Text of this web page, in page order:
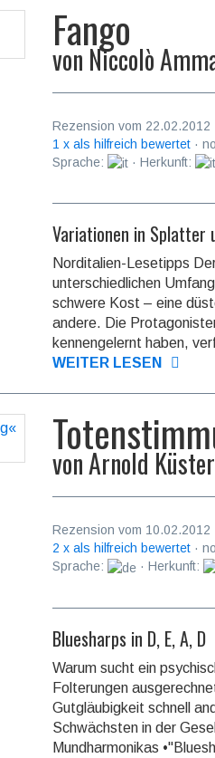
Fango
von Niccolò
Rezension vom 22.02.2012
1 x als hilfreich bewertet ·
Sprache:
· Herkunft:
Variationen in Splatter
Norditalien-Lesetipps
unterschiedlichen
schwere Kost – eine
andere. Die
kennengelernt haben,
WEITER LESEN
vonArnold
Rezension vom 10.02.2012
2 x als hilfreich bewertet ·
Sprache:
· Herkunft:
Bluesharps in D, E, A, D
Warum sucht ein
Folterungen
Gutgläubigkeit schnell
Schwächsten in der
Mundharmonikas